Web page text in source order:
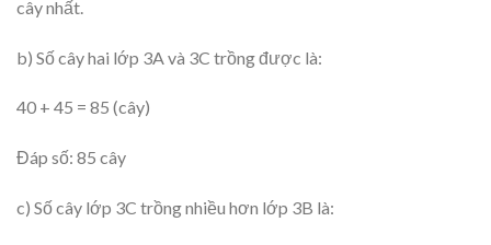
cây nhất.
b) Số cây hai lớp 3A và 3C trồng được là:
40 + 45 = 85 (cây)
Đáp số: 85 cây
c) Số cây lớp 3C trồng nhiều hơn lớp 3B là: